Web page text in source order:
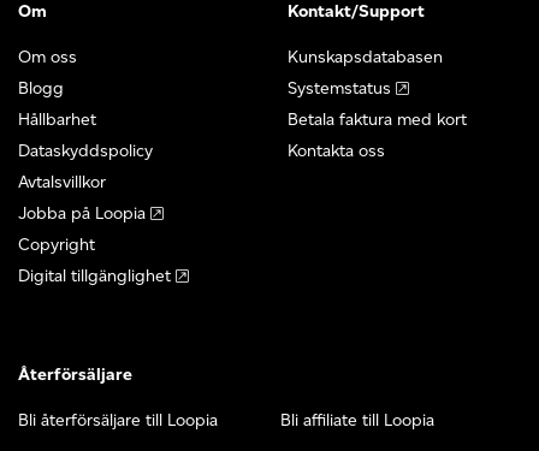
Om
Om oss
Blogg
Hållbarhet
Dataskyddspolicy
Avtalsvillkor
Jobba på Loopia
Copyright
Digital tillgänglighet
Kontakt/Support
Kunskapsdatabasen
Systemstatus
Betala faktura med kort
Kontakta oss
Återförsäljare
Bli återförsäljare till Loopia Bli affiliate till Loopia